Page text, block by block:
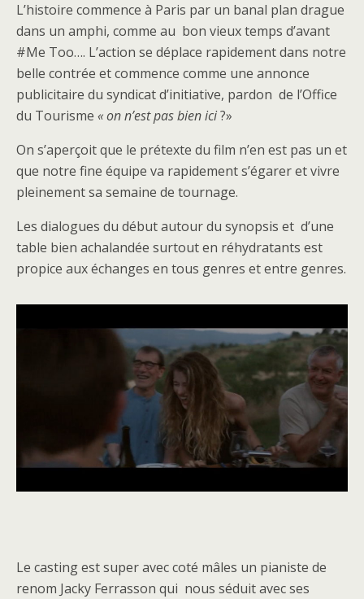
L’histoire commence à Paris par un banal plan drague
dans un amphi, comme au bon vieux temps d’avant
#Me Too…. L’action se déplace rapidement dans notre
belle contrée et commence comme une annonce
publicitaire du syndicat d’initiative, pardon de l’Office
du Tourisme « on n’est pas bien ici?»
On s’aperçoit que le prétexte du film n’en est pas un et
que notre fine équipe va rapidement s’égarer et vivre
pleinement sa semaine de tournage.
Les dialogues du début autour du synopsis et d’une
table bien achalandée surtout en réhydratants est
propice aux échanges en tous genres et entre genres.
Le casting est super avec coté mâles un pianiste de
renom Jacky Ferrasson qui nous séduit avec ses